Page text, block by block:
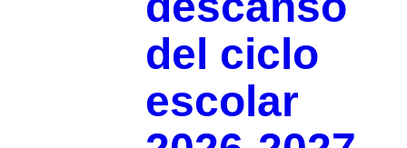
del ciclo
escolar